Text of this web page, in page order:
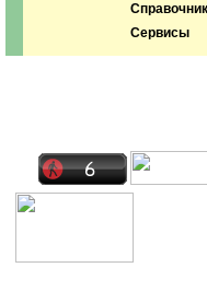
Сервисы